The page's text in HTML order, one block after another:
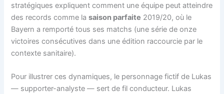
stratégiques expliquent comment une équipe peut atteindre
des records comme lasaison parfaite 2019/20, où le
Bayern a remporté tous ses matchs (une série de onze
victoires consécutives dans une édition raccourcie par le
contexte sanitaire).
Pour illustrer ces dynamiques, le personnage fictif de Lukas
— supporter-analyste — sert de fil conducteur. Lukas